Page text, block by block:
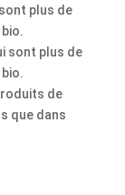
plus de
sont plus de
de
que dans